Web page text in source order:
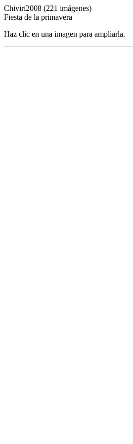
Chiviri2008 (221 imágenes)
Fiesta de la primavera
Haz clic en una imagen para ampliarla.